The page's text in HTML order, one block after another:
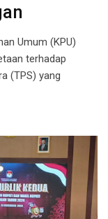
Umum (KPU)
terhadap
(TPS) yang